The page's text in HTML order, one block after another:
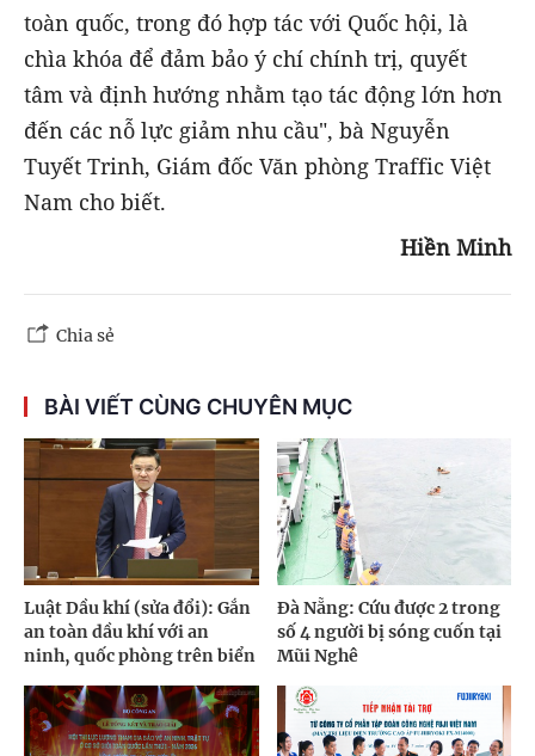
toàn quốc, trong đó hợp tác với Quốc hội, là
chìa khóa để đảm bảo ý chí chính trị, quyết
tâm và định hướng nhằm tạo tác động lớn hơn
đến các nỗ lực giảm nhu cầu", bà Nguyễn
Tuyết Trinh, Giám đốc Văn phòng Traffic Việt
Nam cho biết.
Hiền Minh
Chia sẻ
BÀI VIẾT CÙNG CHUYÊN MỤC
Luật Dầu khí (sửa đổi): Gắn
an toàn dầu khí với an
ninh, quốc phòng trên biển
Đà Nẵng: Cứu được 2 trong
số 4 người bị sóng cuốn tại
Mũi Nghê